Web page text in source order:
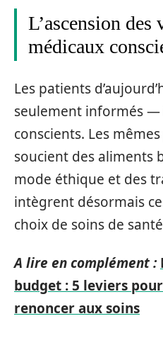
L’ascension des
médicaux
Les patients
seulement informés
conscients. Les
soucient des aliments
mode éthique et des
intègrent désormais
choix de soins de
A lire en complément :
budget : 5 leviers
renoncer aux soins